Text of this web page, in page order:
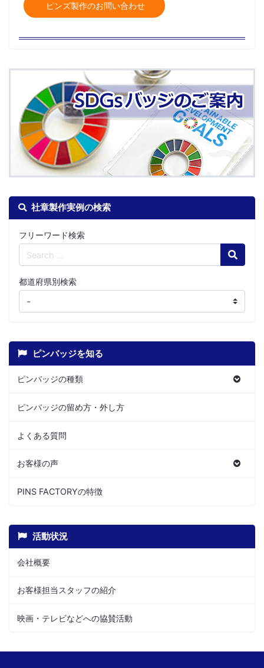
社章製作実例の検索
フリーワード検索
Search
都道府県別検索
ピンバッジを知る
ピンバッジの種類
ピンバッジの留め方・外し方
よくある質問
お客様の声
PINS FACTORYの特徴
活動状況
会社概要
お客様担当スタッフの紹介
映画・テレビなどへの協賛活動
ピンズ製作のお問い合わせ